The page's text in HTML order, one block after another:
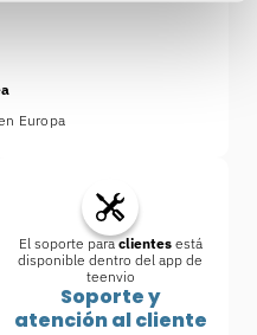
Europa
El soporte paraclientesestá
disponible dentro del app de
teenvio
Soporte y
atención al cliente